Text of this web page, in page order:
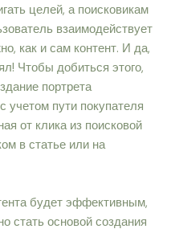
целей, а поисковикам
взаимодействует
как и сам контент. И да,
Чтобы добиться этого,
портрета
учетом пути покупателя
от клика из поисковой
в статье или на
будет эффективным,
стать основой создания